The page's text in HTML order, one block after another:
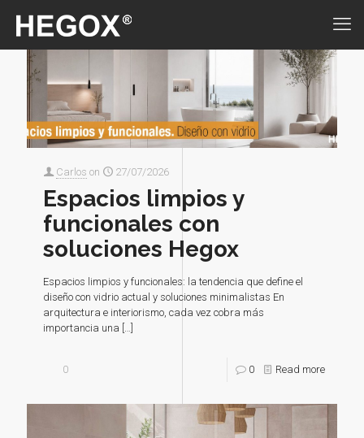
Carlos on 27/07/2026
Espacios limpios y
funcionales con
soluciones Hegox
Espacios limpios y funcionales: la tendencia que define el
diseño con vidrio actual y soluciones minimalistas En
arquitectura e interiorismo, cada vez cobra más
importancia una […]
0 0 Read more